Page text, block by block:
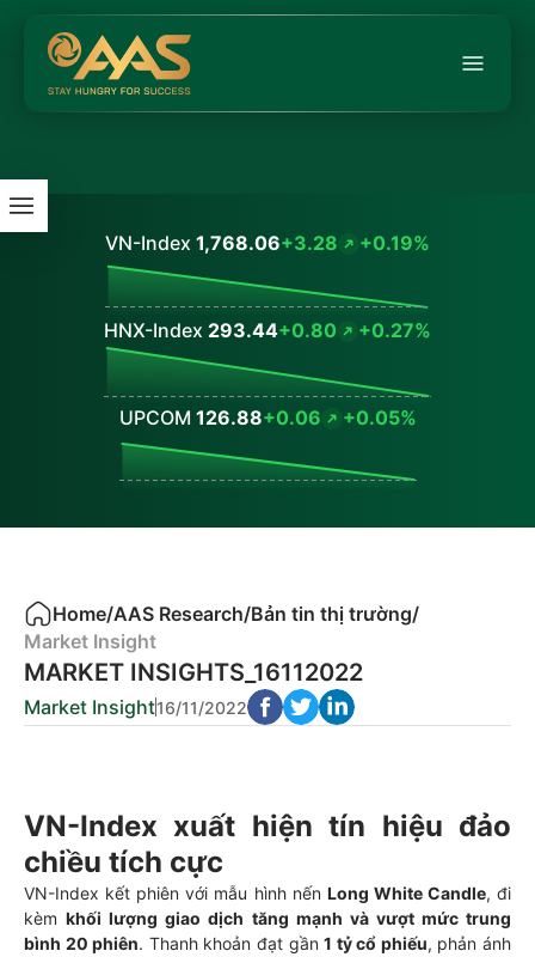
VN-Index 1,768.06+3.28 +0.19%
HNX-Index 293.44+0.80 +0.27%
UPCOM 126.88+0.06 +0.05%
Home/AAS Research/Bản tin thị trường/
Market Insight
MARKET INSIGHTS_16112022
Market Insight16/11/2022
VN-Index xuất hiện tín hiệu đảo
chiều tích cực
VN-Index kết phiên với mẫu hình nến Long White Candle, đi
kèmkhối lượng giao dịch tăng mạnh và vượt mức trung
bình 20 phiên. Thanh khoản đạt gần1 tỷ cổ phiếu, phản ánh